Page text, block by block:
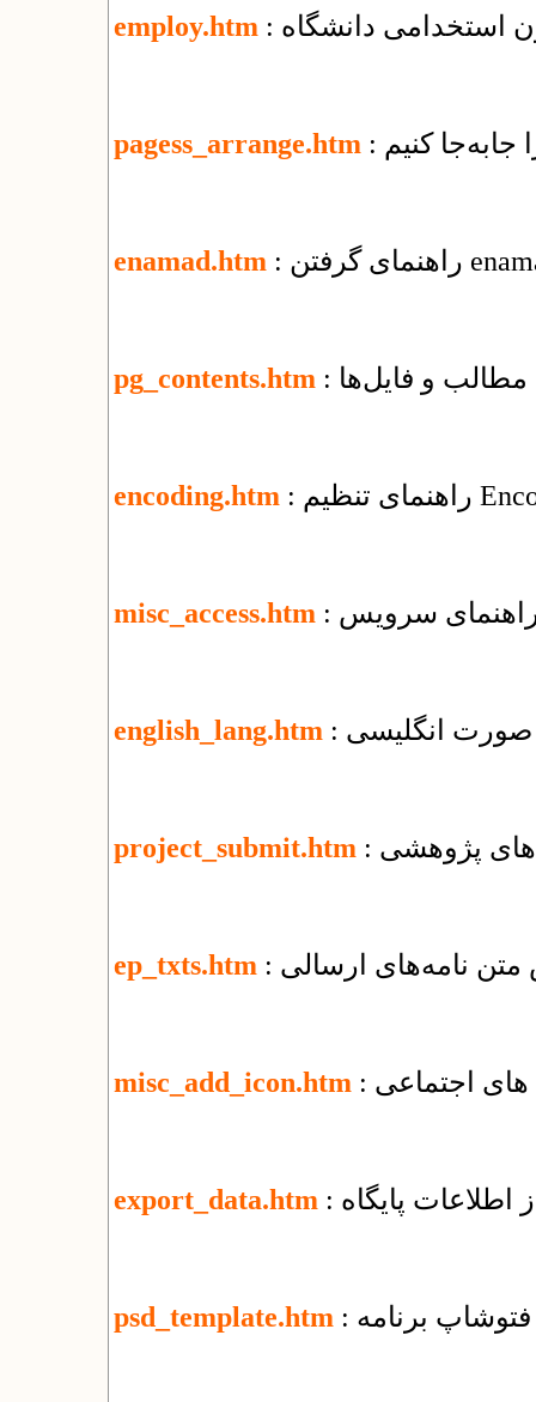
employ.htm استخدامی دانشگاه
pagess_arrange.htm جابه‌جا كنيم
enamad.htm
pg_contents.htm مطالب و فایل‌ها
encoding.htm
misc_access.htm
english_lang.htm صورت انگلیسی
project_submit.htm پژوهشی
ep_txts.htm متن نامه‌های ارسالی
misc_add_icon.htm اجتماعی
export_data.htm پایگاه
psd_template.htm فتوشاپ برنامه